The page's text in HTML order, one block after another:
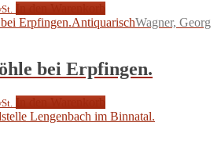
AntiquarischWagner, Georg
bei Erpfingen.